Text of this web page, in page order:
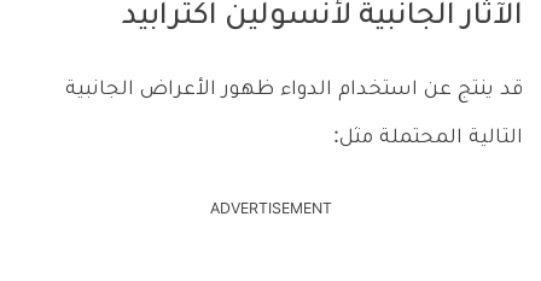
الآثار الجانبية لأنسولين اكترابيد
قد ينتج عن استخدام الدواء ظهور الأعراض الجانبية
التالية المحتملة مثل:
ADVERTISEMENT